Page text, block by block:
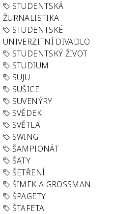
STUDENTSKÁ
ŽURNALISTIKA
STUDENTSKÉ
UNIVERZITNÍ DIVADLO
STUDENTSKÝ ŽIVOT
STUDIUM
SUJU
SUŠICE
SUVENÝRY
SVĚDEK
SVĚTLA
SWING
ŠAMPIONÁT
ŠATY
ŠETŘENÍ
ŠIMEK A GROSSMAN
ŠPAGETY
ŠTAFETA